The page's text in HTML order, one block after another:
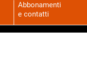
Abbonamenti
e contatti